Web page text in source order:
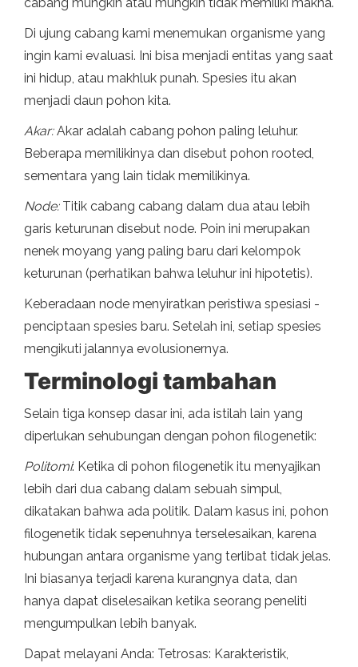
Di ujung cabang kami menemukan organisme yang
ingin kami evaluasi. Ini bisa menjadi entitas yang saat
ini hidup, atau makhluk punah. Spesies itu akan
menjadi daun pohon kita.
Akar:Akar adalah cabang pohon paling leluhur.
Beberapa memilikinya dan disebut pohon rooted,
sementara yang lain tidak memilikinya.
Node:Titik cabang cabang dalam dua atau lebih
garis keturunan disebut node. Poin ini merupakan
nenek moyang yang paling baru dari kelompok
keturunan (perhatikan bahwa leluhur ini hipotetis).
Keberadaan node menyiratkan peristiwa spesiasi -
penciptaan spesies baru. Setelah ini, setiap spesies
mengikuti jalannya evolusionernya.
Terminologi tambahan
Selain tiga konsep dasar ini, ada istilah lain yang
diperlukan sehubungan dengan pohon filogenetik:
Politomi: Ketika di pohon filogenetik itu menyajikan
lebih dari dua cabang dalam sebuah simpul,
dikatakan bahwa ada politik. Dalam kasus ini, pohon
filogenetik tidak sepenuhnya terselesaikan, karena
hubungan antara organisme yang terlibat tidak jelas.
Ini biasanya terjadi karena kurangnya data, dan
hanya dapat diselesaikan ketika seorang peneliti
mengumpulkan lebih banyak.
Dapat melayani Anda: Tetrosas: Karakteristik,